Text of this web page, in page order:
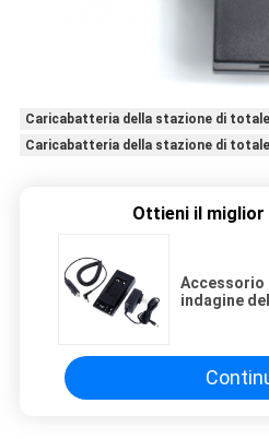
Caricabatteria della stazione di totale
Caricabatteria della stazione di totale
Ottieni il miglior
Accessorio
indagine